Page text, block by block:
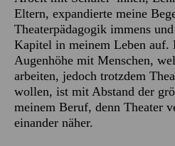
Eltern, expandierte meine
Theaterpädagogik immens
Kapitel in meinem Leben auf.
Augenhöhe mit Menschen,
arbeiten, jedoch trotzdem
wollen, ist mit Abstand der
meinem Beruf, denn Theater
einander näher.